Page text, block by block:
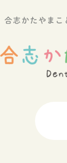
合志かたやまこ